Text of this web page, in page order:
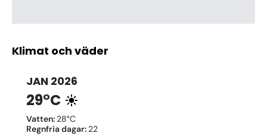
Klimat och väder
JAN 2026
29°C
Vatten: 28°C
Regnfria dagar: 22